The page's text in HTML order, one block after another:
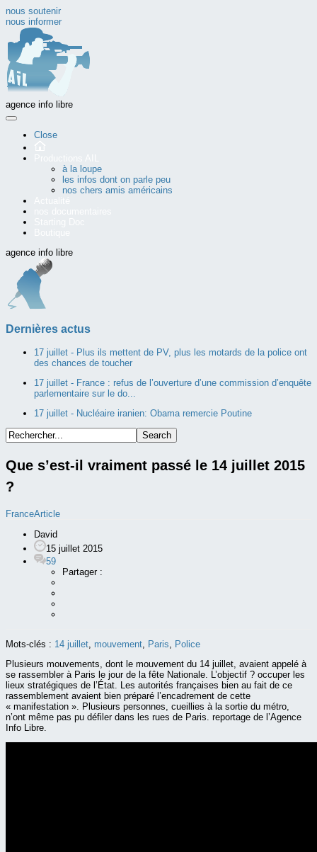
nous soutenir
nous informer
agence info libre
Close
à la loupe
les infos dont on parle peu
nos chers amis américains
agence info libre
Dernières actus
17 juillet - Plus ils mettent de PV, plus les motards de la police ont
des chances de toucher
17 juillet - France : refus de l’ouverture d’une commission d’enquête
parlementaire sur le do...
17 juillet - Nucléaire iranien: Obama remercie Poutine
Que s’est-il vraiment passé le 14 juillet 2015
?
FranceArticle
David
15 juillet 2015
59
Partager :
Mots-clés : 14 juillet, mouvement, Paris, Police
Plusieurs mouvements, dont le mouvement du 14 juillet, avaient appelé à
se rassembler à Paris le jour de la fête Nationale. L’objectif ? occuper les
lieux stratégiques de l’État. Les autorités françaises bien au fait de ce
rassemblement avaient bien préparé l’encadrement de cette
« manifestation ». Plusieurs personnes, cueillies à la sortie du métro,
n’ont même pas pu défiler dans les rues de Paris. reportage de l’Agence
Info Libre.